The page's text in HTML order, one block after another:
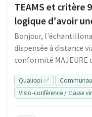
TEAMS et critère
logique d'avoir
Bonjour,
dispensée à distance
conformité MAJEURE
Qualiopi ✅
Visio-conférence / classe